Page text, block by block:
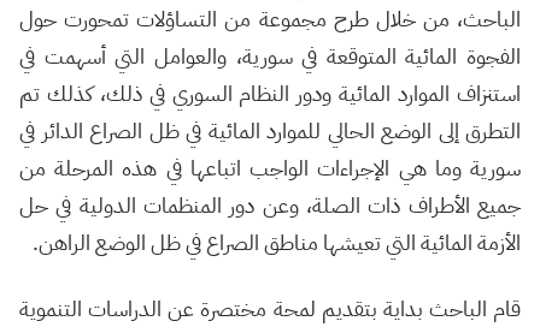
الباحث، من خلال طرح مجموعة من التساؤلات تمحورت حول
الفجوة المائية المتوقعة في سورية، والعوامل التي أسهمت في
استنزاف الموارد المائية ودور النظام السوري في ذلك، كذلك تم
التطرق إلى الوضع الحالي للموارد المائية في ظل الصراع الدائر في
سورية وما هي الإجراءات الواجب اتباعها في هذه المرحلة من
جميع الأطراف ذات الصلة، وعن دور المنظمات الدولية في حل
الأزمة المائية التي تعيشها مناطق الصراع في ظل الوضع الراهن.
قام الباحث بداية بتقديم لمحة مختصرة عن الدراسات التنموية